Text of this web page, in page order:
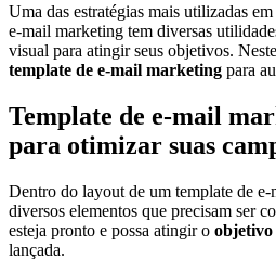
Uma das estratégias mais utilizadas
e-mail marketing tem diversas
visual para atingir seus objetivos.
template de e-mail marketing para
Template de e-mail
para otimizar suas
Dentro do layout de um template de
diversos elementos que precisam ser
esteja pronto e possa atingir o objetivo
lançada.